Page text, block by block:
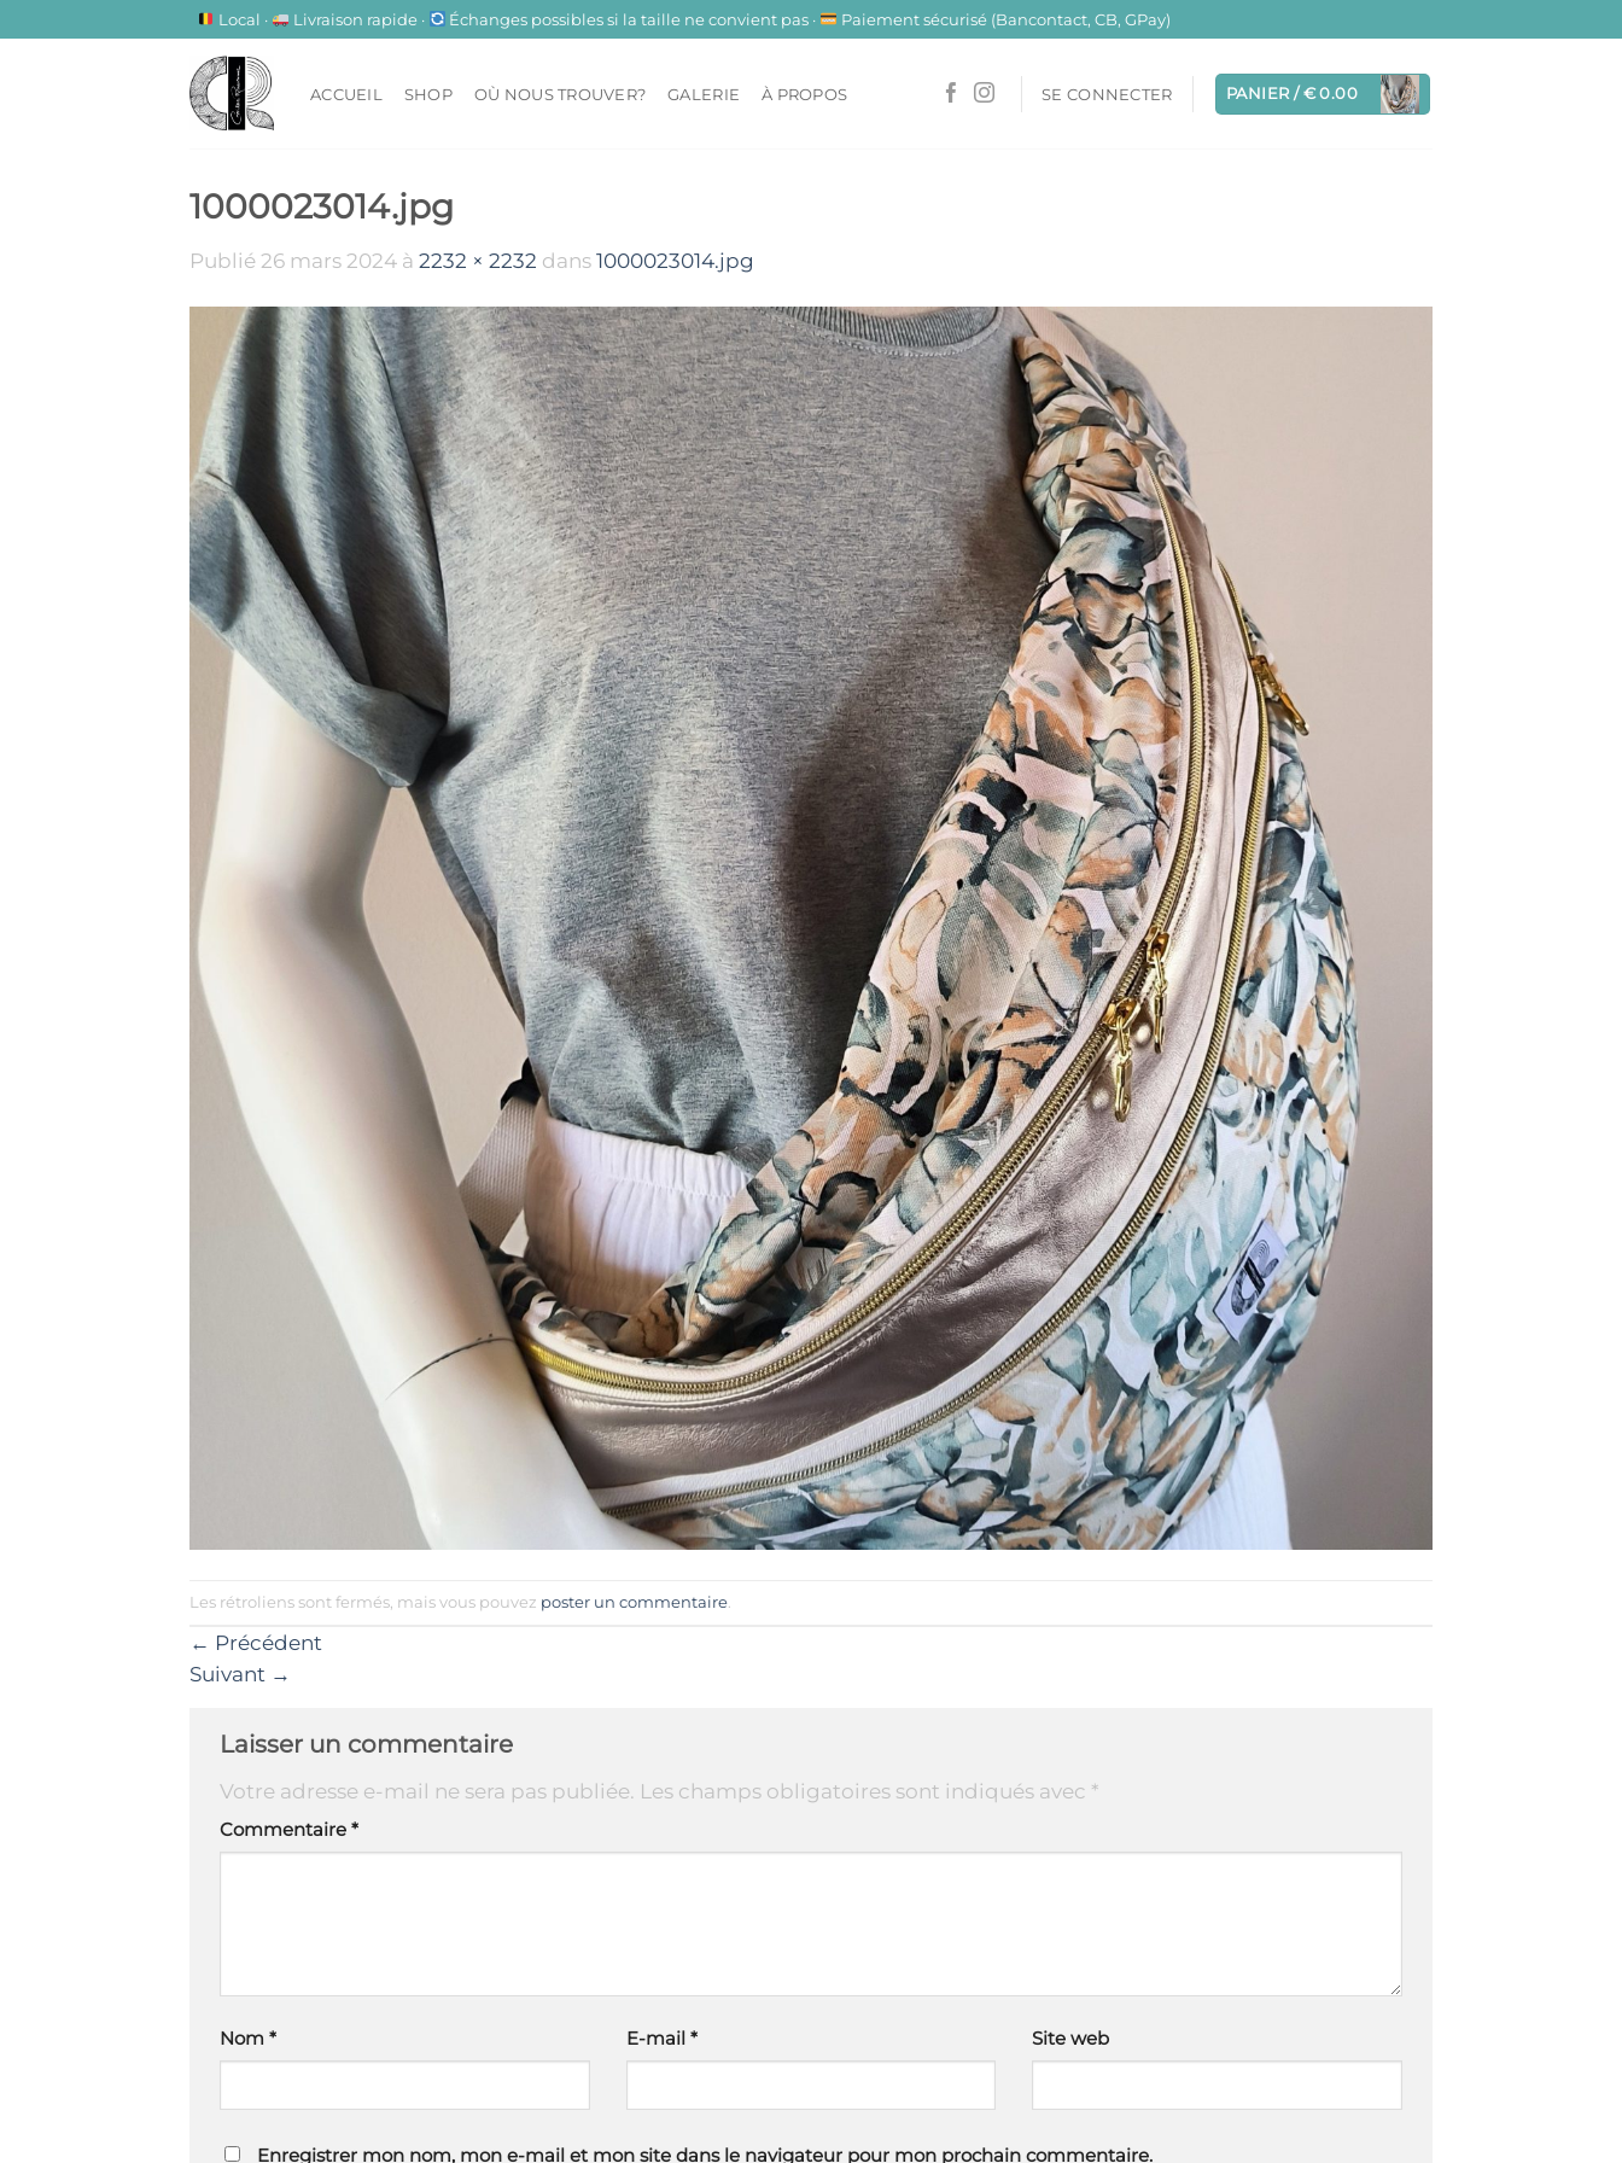
au
Local · Livraison rapide · Échanges possibles si la taille ne convient pas · Paiement sécurisé (Bancontact, CB, GPay)
ACCUEIL SHOP OÙ NOUS TROUVER? GALERIE À PROPOS SE CONNECTER PANIER /€0.00
1000023014.jpg
Publié 26 mars 2024 à 2232 × 2232 dans 1000023014.jpg
Les rétroliens sont fermés, mais vous pouvez poster un commentaire
← Précédent
Suivant →
Laisser un commentaire
Votre adresse e-mail ne sera pas publiée. Les champs obligatoires sont indiqués avec *
Commentaire *
Nom * E-mail * Site web
Enregistrer mon nom, mon e-mail et mon site dans le navigateur pour mon prochain commentaire.